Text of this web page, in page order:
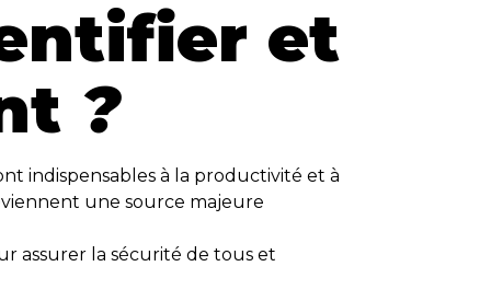
et
?
indispensables à la productivité et à
une source majeure
assurer la sécurité de tous et